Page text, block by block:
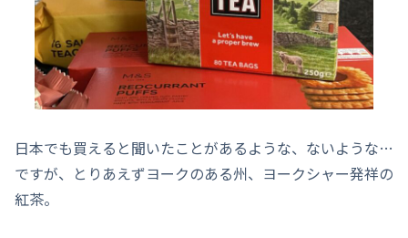
日本でも買えると聞いたことがあるような、ないような…
ですが、とりあえずヨークのある州、ヨークシャー発祥の
紅茶。